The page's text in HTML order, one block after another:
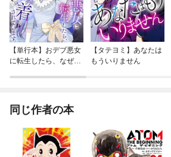
【単行本】おデブ悪女
に転生したら、なぜか
【タテヨミ】あなたは
もういりません
同じ作者の本